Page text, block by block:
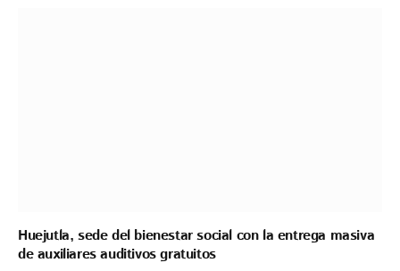
Huejutla, sede del bienestar social con la entrega masiva
de auxiliares auditivos gratuitos